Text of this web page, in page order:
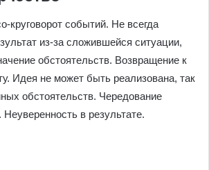
круговорот событий. Не всегда
из-за сложившейся ситуации,
обстоятельств. Возвращение к
Идея не может быть реализована, так
обстоятельств. Чередование
Неуверенность в результате.